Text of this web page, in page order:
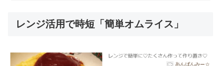
レンジ活用で時短「簡単オムライス」